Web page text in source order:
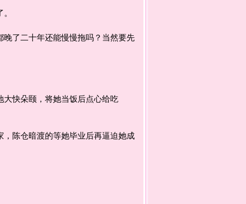
。
了二十年还能慢慢拖吗？当然要先
快朵颐，将她当饭后点心给吃
陈仓暗渡的等她毕业后再逼迫她成